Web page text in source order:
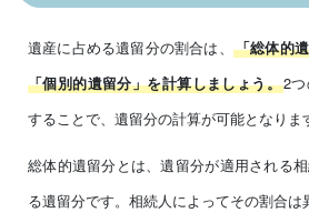
遺産に占める遺留分の割合は、
「総体的
「個別的遺留分」を計算しましょう。2
することで、遺留分の計算が可能となりま
総体的遺留分とは、遺留分が適用される
る遺留分です。相続人によってその割合は